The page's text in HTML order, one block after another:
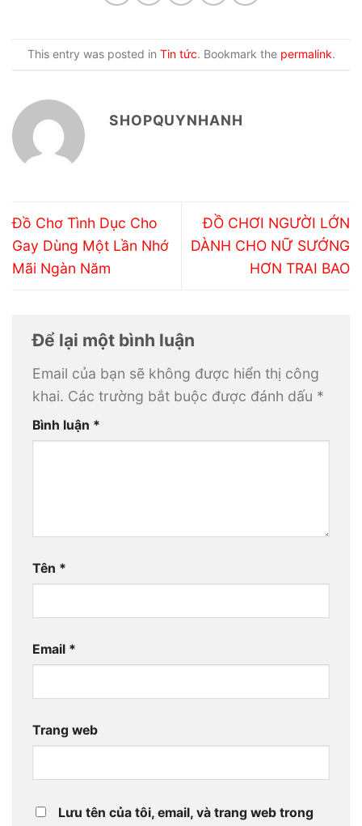
This entry was posted in Tin tức. Bookmark the permalink.
SHOPQUYNHANH
Đồ Chơ Tình Dục Cho
Gay Dùng Một Lần Nhớ
Mãi Ngàn Năm
ĐỒ CHƠI NGƯỜI LỚN
DÀNH CHO NỮ SƯỚNG
HƠN TRAI BAO
Để lại một bình luận
Email của bạn sẽ không được hiển thị công
khai. Các trường bắt buộc được đánh dấu *
Bình luận *
Tên *
Email *
Trang web
Lưu tên của tôi, email, và trang web trong